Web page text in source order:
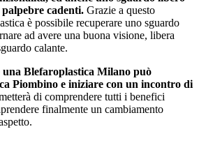
palpebre cadenti. Grazie a questo
è possibile recuperare uno sguardo
ad avere una buona visione, libera
calante.
Blefaroplastica Milano può
Piombino e iniziare con un incontro di
di comprendere tutti i benefici
finalmente un cambiamento